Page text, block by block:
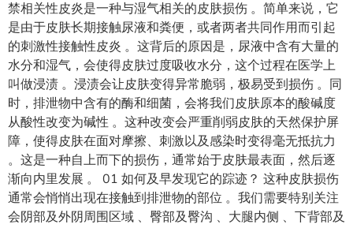
禁相关性皮炎是一种与湿气相关的皮肤损伤 。简单来说，它
是由于皮肤长期接触尿液和粪便，或者两者共同作用而引起
的刺激性接触性皮炎 。这背后的原因是，尿液中含有大量的
水分和湿气，会使得皮肤过度吸收水分，这个过程在医学上
叫做浸渍 。浸渍会让皮肤变得异常脆弱，极易受到损伤 。同
时，排泄物中含有的酶和细菌，会将我们皮肤原本的酸碱度
从酸性改变为碱性 。这种改变会严重削弱皮肤的天然保护屏
障，使得皮肤在面对摩擦、刺激以及感染时变得毫无抵抗力
。这是一种自上而下的损伤，通常始于皮肤最表面，然后逐
渐向内里发展 。 01 如何及早发现它的踪迹？ 这种皮肤损伤
通常会悄悄出现在接触到排泄物的部位 。我们需要特别关注
会阴部及外阴周围区域 、臀部及臀沟 、大腿内侧 、下背部及